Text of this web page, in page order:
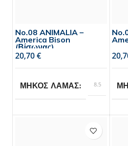
No.08 ANIMALIA –
America Bison
(Βίσωνας)
€
ΜΗΚΟΣ ΛΑΜΑΣ 8.5